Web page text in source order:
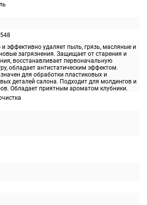
и эффективно удаляет пыль, грязь, масляные и
загрязнения. Защищает от старения и
восстанавливает первоначальную
обладает антистатическим эффектом.
для обработки пластиковых и
деталей салона. Подходит для молдингов и
Обладает приятным ароматом клубники.